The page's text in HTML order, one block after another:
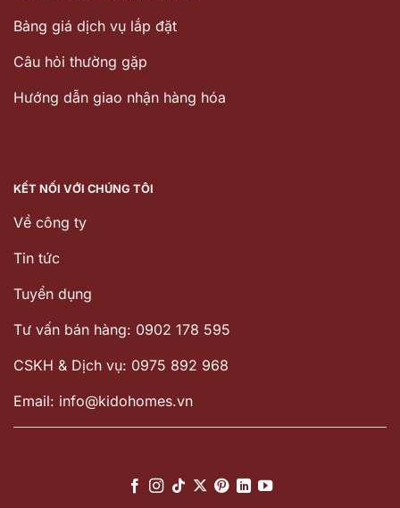
Bảng giá dịch vụ lắp đặt
Câu hỏi thường gặp
Hướng dẫn giao nhận hàng hóa
KẾT NỐI VỚI CHÚNG TÔI
Về công ty
Tin tức
Tuyển dụng
Tư vấn bán hàng: 0902 178 595
CSKH & Dịch vụ: 0975 892 968
Email: info@kidohomes.vn